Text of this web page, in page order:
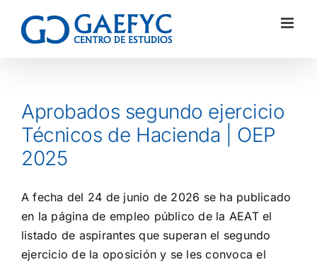
Aprobados segundo ejercicio
Técnicos de Hacienda | OEP
2025
A fecha del 24 de junio de 2026 se ha publicado
en la página de empleo público de la AEAT el
listado de aspirantes que superan el segundo
ejercicio de la oposición y se les convoca el